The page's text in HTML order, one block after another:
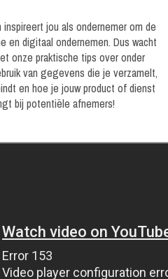
jou als ondernemer om de
digitaal ondernemen. Dus wacht
onze praktische tips over onder
van gegevens die je verzamelt,
en hoe je jouw product of dienst
bij potentiële afnemers!